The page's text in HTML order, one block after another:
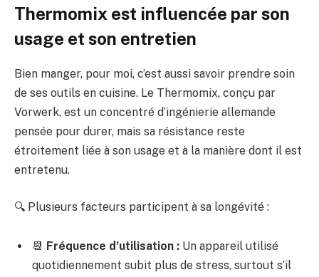
Thermomix est influencée par son
usage et son entretien
Bien manger, pour moi, c’est aussi savoir prendre soin
de ses outils en cuisine. Le Thermomix, conçu par
Vorwerk, est un concentré d’ingénierie allemande
pensée pour durer, mais sa résistance reste
étroitement liée à son usage et à la manière dont il est
entretenu.
🔍 Plusieurs facteurs participent à sa longévité :
📆 Fréquence d’utilisation : Un appareil utilisé
quotidiennement subit plus de stress, surtout s’il